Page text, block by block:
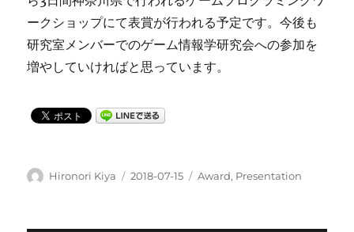
ークショップにて表賞が行われる予定です。今後も
研究室メンバーでのゲーム情報学研究会への参加を
増やしていければと思っています。
投
Hironori Kiya
投
2018-07-15
カ
Award, Presentation